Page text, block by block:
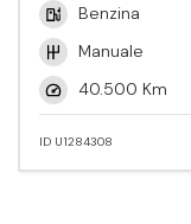
Benzina
Manuale
40.500 Km
ID U1284308